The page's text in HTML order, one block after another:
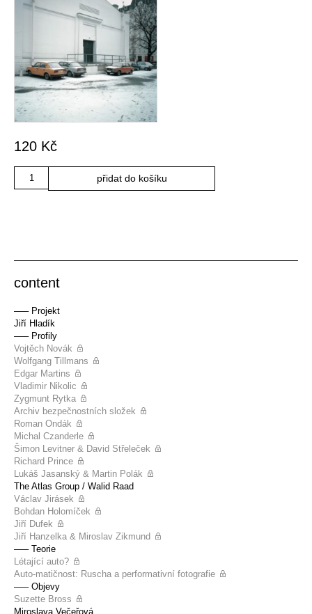
120 Kč
přidat do košíku
content
––– Projekt
Jiří Hladík
––– Profily
Vojtěch Novák
Wolfgang Tillmans
Edgar Martins
Vladimir Nikolic
Zygmunt Rytka
Archiv bezpečnostních složek
Roman Ondák
Michal Czanderle
Šimon Levitner & David Střeleček
Richard Prince
Lukáš Jasanský & Martin Polák
The Atlas Group / Walid Raad
Václav Jirásek
Bohdan Holomíček
Jiří Dufek
Jiří Hanzelka & Miroslav Zikmund
––– Teorie
Létající auto?
Auto-matičnost: Ruscha a performativní fotografie
––– Objevy
Suzette Bross
Miroslava Večeřová